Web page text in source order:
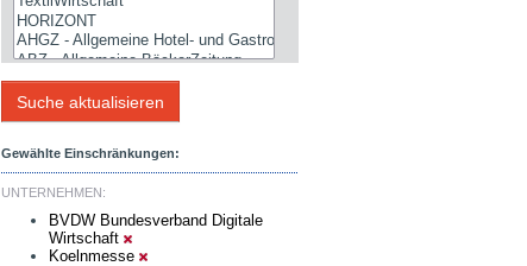
Gewählte Einschränkungen:
UNTERNEHMEN:
BVDW Bundesverband Digitale
Wirtschaft
Koelnmesse